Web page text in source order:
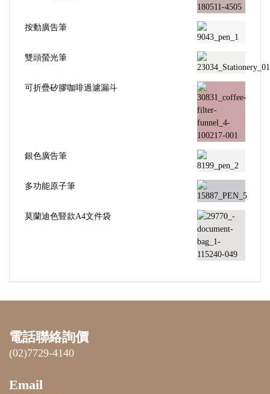
按動廣告筆
雙頭螢光筆
可折疊矽膠咖啡過濾漏斗
銀色廣告筆
多功能原子筆
莫蘭迪色豎款A4文件袋
電話聯絡詢價
(02)7729-4140
Email